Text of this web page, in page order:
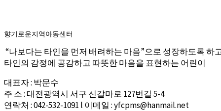
향기로운지역아동센터
“나보다는 타인을 먼저 배려하는 마음”으로 성장하도록 하
타인의 감정에 공감하고 따뜻한 마음을 표현하는 어린이
대표자 : 박문수
주 소 : 대전광역시 서구 신갈마로 127번길 5-4
연락처 : 042-532-1091 l 이메일 : yfcpms@hanmail.net